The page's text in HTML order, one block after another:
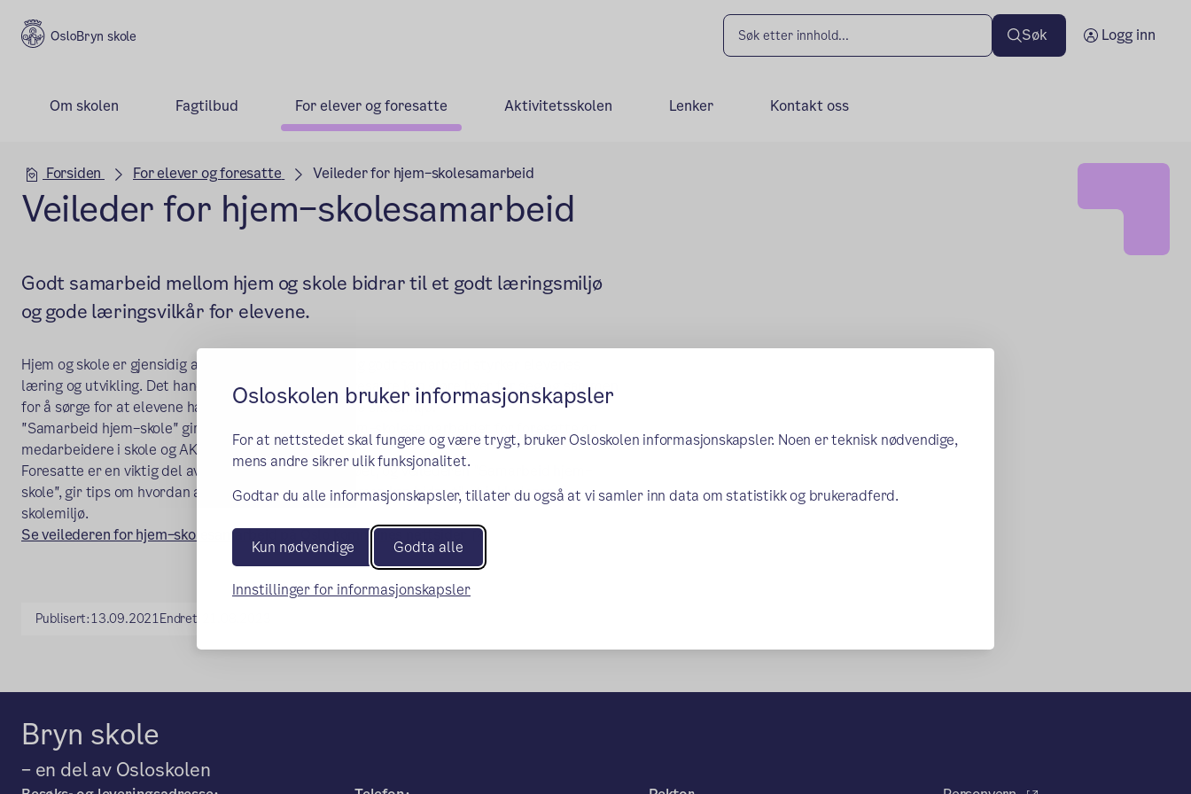
Osloskolen bruker informasjonskapsler
For at nettstedet skal fungere og være trygt, bruker Osloskolen informasjonskapsler. Noen er teknisk nødvendige,
mens andre sikrer ulik funksjonalitet.
Godtar du alle informasjonskapsler, tillater du også at vi samler inn data om statistikk og brukeradferd.
Kun nødvendige Godta alle
Innstillinger for informasjonskapsler
Bryn skole Søk Logg inn
Om skolen Fagtilbud For elever og foresatte Aktivitetsskolen Lenker Kontakt oss
Hovedseksjon
Forsiden For elever og foresatte Veileder for hjem–skolesamarbeid
Veileder for hjem–skolesamarbeid
Godt samarbeid mellom hjem og skole bidrar til et godt læringsmiljø
og gode læringsvilkår for elevene.
Hjem og skole er gjensidig avhengige av hverandre, og godt samarbeid styrker elevenes
læring og utvikling. Det handler om hva skolen og foresatte kan gjøre hver for seg og sammen
for å sørge for at elevene har et godt og inkluderende skolemiljø.
"Samarbeid hjem–skole" gir råd for å lykkes med hjem–skolesamarbeidet for foresatte og
medarbeidere i skole og AKS.
Foresatte er en viktig del av det utvidede klassemiljøet, og veilederen "Samarbeid hjem–
skole", gir tips om hvordan ansatte og foresatte sammen kan bidra til et inkluderende
skolemiljø.
Se veilederen for hjem–skolesamarbeid på Oslo kommunes nettsider
(ekstern lenke)
Publisert:13.09.2021Endret:
Bryn skole
– en del av Osloskolen